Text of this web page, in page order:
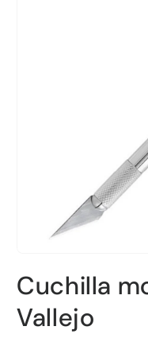
multimedia
1
una
ventana
Cuchilla
Vallejo